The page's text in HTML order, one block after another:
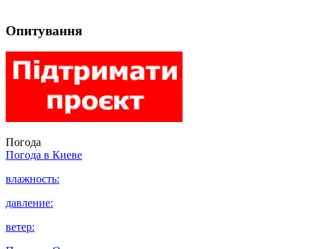
Опитування
Погода
Погода в Киеве
влажность:
давление:
ветер: